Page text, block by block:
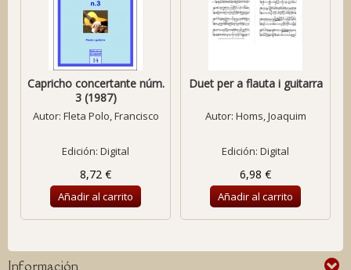
Capricho concertante núm.
3 (1987)
Autor: Fleta Polo, Francisco
Edición: Digital
8,72 €
Añadir al carrito
Duet per a flauta i guitarra
Autor: Homs, Joaquim
Edición: Digital
6,98 €
Añadir al carrito
Información